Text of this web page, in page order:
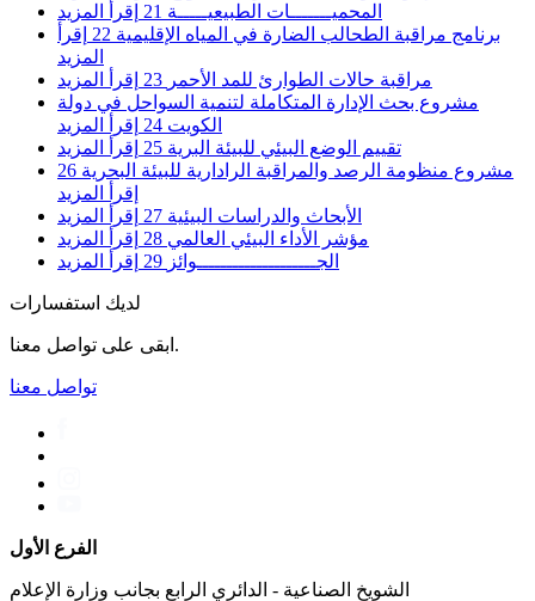
المحميـــــــات الطبيعيـــــة 21 إقرأ المزيد
برنامج مراقبة الطحالب الضارة في المياه الإقليمية 22 إقرأ
المزيد
مراقبة حالات الطوارئ للمد الأحمر 23 إقرأ المزيد
مشروع بحث الإدارة المتكاملة لتنمية السواحل في دولة
الكويت 24 إقرأ المزيد
تقييم الوضع البيئي للبيئة البرية 25 إقرأ المزيد
مشروع منظومة الرصد والمراقبة الرادارية للبيئة البحرية 26
إقرأ المزيد
الأبحاث والدراسات البيئية 27 إقرأ المزيد
مؤشر الأداء البيئي العالمي 28 إقرأ المزيد
الجــــــــــــــــــــوائز 29 إقرأ المزيد
لديك استفسارات
ابقى على تواصل معنا.
تواصل معنا
الفرع الأول
الشويخ الصناعية - الدائري الرابع بجانب وزارة الإعلام